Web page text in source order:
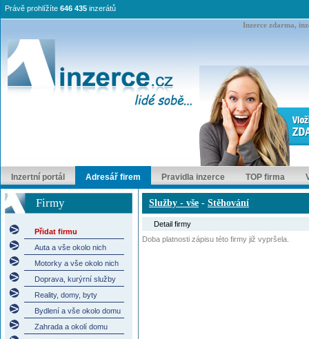
Inzerce zdarma,
Právě prohlížíte 646 435 inzerátů
Inzertní portál Adresář firem Pravidla inzerce TOP firma
Firmy
Přidat firmu
Auta a vše okolo nich
Motorky a vše okolo nich
Doprava, kurýrní služby
Reality, domy, byty
Bydlení a vše okolo domu
Zahrada a okolí domu
Služby - vše - Stěhování
Detail firmy
Doba platnosti zápisu této firmy již vypršela.